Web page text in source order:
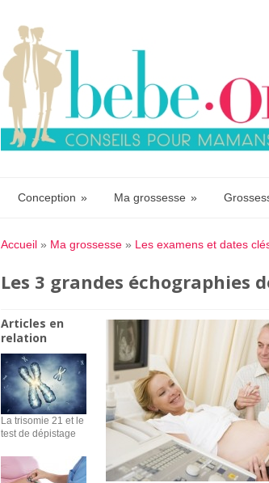
Conception » Ma grossesse »
Accueil » Ma grossesse » Les examens et dates
Les 3 grandes échographies
Articles en
relation
La trisomie 21 et le
test de dépistage